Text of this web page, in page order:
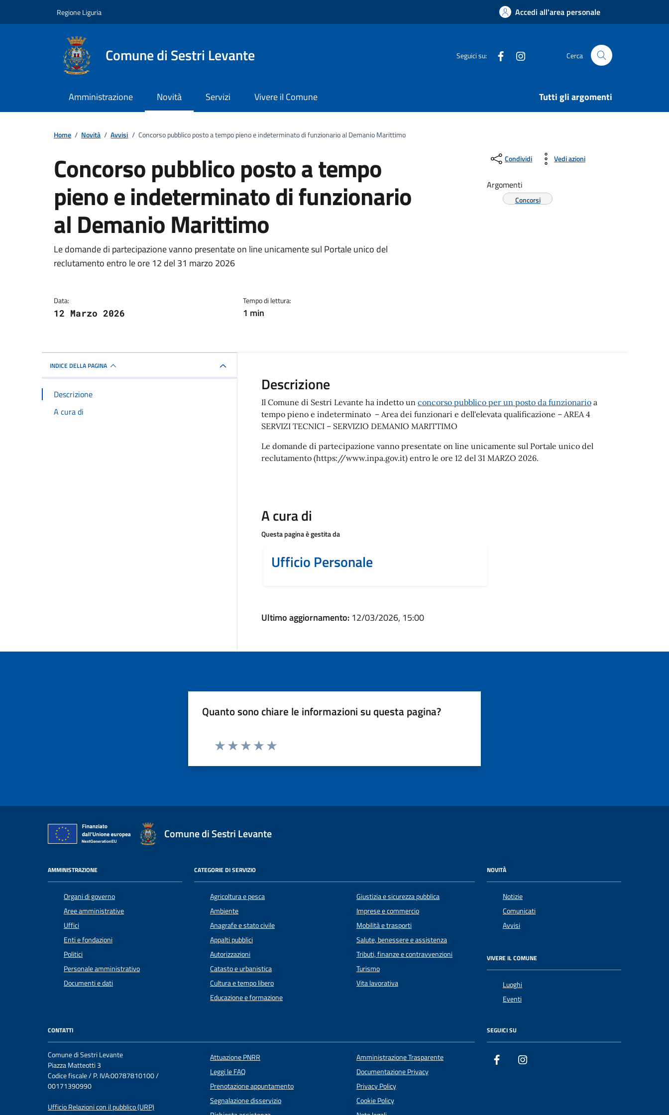
Regione Liguria Accedi all'area personale
Comune di Sestri Levante Seguici su: Facebook Cerca
Amministrazione Novità Servizi Vivere il Comune Tutti gli argomenti
Home / Novità / Avvisi / Concorso pubblico posto a tempo pieno e indeterminato di funzionario al Demanio Marittimo
Concorso pubblico posto a tempo
pieno e indeterminato di funzionario
al Demanio Marittimo
Dettagli della notizia
Le domande di partecipazione vanno presentate on line unicamente sul Portale unico del
reclutamento entro le ore 12 del 31 marzo 2026
Data:
12 Marzo 2026
Tempo di lettura:
1 min
Condividi Vedi azioni
Argomenti
Concorsi
INDICE DELLA PAGINA
Descrizione
A cura di
Descrizione
Il Comune di Sestri Levante ha indetto un concorso pubblico per un posto da funzionario a
tempo pieno e indeterminato – Area dei funzionari e dell'elevata qualificazione – AREA 4
SERVIZI TECNICI – SERVIZIO DEMANIO MARITTIMO
Le domande di partecipazione vanno presentate on line unicamente sul Portale unico del
reclutamento (https://www.inpa.gov.it) entro le ore 12 del 31 MARZO 2026.
A cura di
Questa pagina è gestita da
Ufficio Personale
Ultimo aggiornamento: 12/03/2026, 15:00
Quanto sono chiare le informazioni su questa pagina?
Comune di Sestri Levante
AMMINISTRAZIONE
Organi di governo
Aree amministrative
Uffici
Enti e fondazioni
Politici
Personale amministrativo
Documenti e dati
CATEGORIE DI SERVIZIO
Agricoltura e pesca
Ambiente
Anagrafe e stato civile
Appalti pubblici
Autorizzazioni
Catasto e urbanistica
Cultura e tempo libero
Educazione e formazione
Giustizia e sicurezza pubblica
Imprese e commercio
Mobilità e trasporti
Salute, benessere e assistenza
Tributi, finanze e contravvenzioni
Turismo
Vita lavorativa
NOVITÀ
Notizie
Comunicati
Avvisi
VIVERE IL COMUNE
Luoghi
Eventi
CONTATTI
Comune di Sestri Levante
Piazza Matteotti 3
Codice fiscale / P. IVA:00787810100 /
00171390990
Ufficio Relazioni con il pubblico (URP)
Attuazione PNRR
Leggi le FAQ
Prenotazione appuntamento
Segnalazione disservizio
Amministrazione Trasparente
Documentazione Privacy
Privacy Policy
Cookie Policy
SEGUICI SU
Facebook